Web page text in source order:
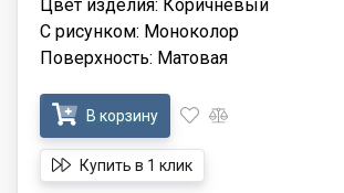
Цвет изделия: Коричневый
С рисунком: Моноколор
Поверхность: Матовая
В корзину
Купить в 1 клик